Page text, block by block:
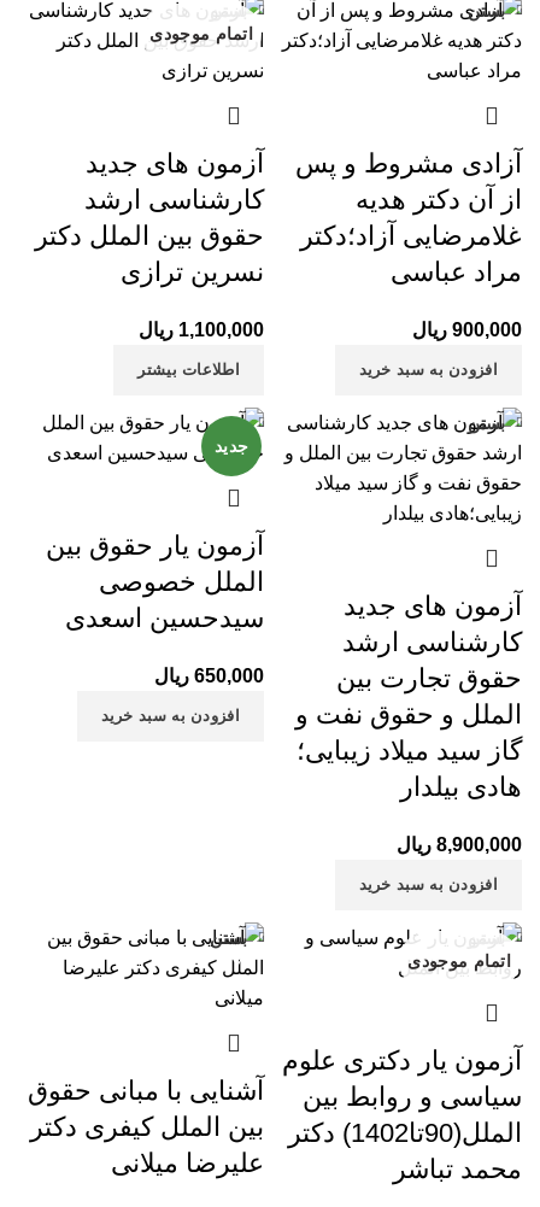
بستن
آزادی مشروط و پس
از آن دکتر هدیه
غلامرضایی آزاد؛دکتر
مراد عباسی
900,000 ریال
افزودن به سبد خرید
اتمام موجودی
بستن
آزمون های جدید
کارشناسی ارشد
حقوق بین الملل دکتر
نسرین ترازی
1,100,000 ریال
اطلاعات بیشتر
بستن
آزمون های جدید
کارشناسی ارشد
حقوق تجارت بین
الملل و حقوق نفت و
گاز سید میلاد زیبایی؛
هادی بیلدار
8,900,000 ریال
افزودن به سبد خرید
جدید
بستن
آزمون یار حقوق بین
الملل خصوصی
سیدحسین اسعدی
650,000 ریال
افزودن به سبد خرید
اتمام موجودی
بستن
آزمون یار دکتری علوم
سیاسی و روابط بین
الملل(90تا1402) دکتر
محمد تباشر
-8%
بستن
آشنایی با مبانی حقوق
بین الملل کیفری دکتر
علیرضا میلانی